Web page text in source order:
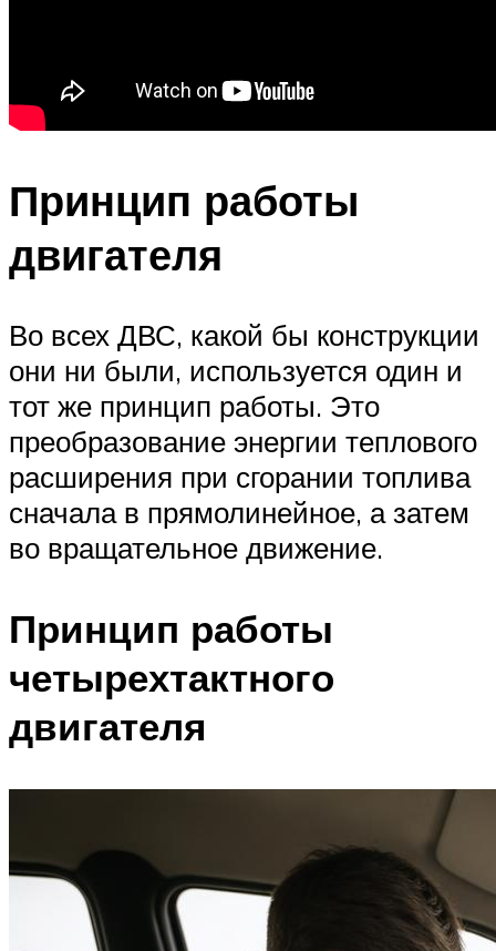
Принцип работы
двигателя
Во всех ДВС, какой бы конструкции
они ни были, используется один и
тот же принцип работы. Это
преобразование энергии теплового
расширения при сгорании топлива
сначала в прямолинейное, а затем
во вращательное движение.
Принцип работы
четырехтактного
двигателя